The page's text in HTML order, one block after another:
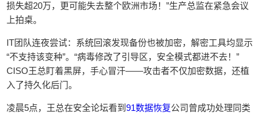
损失超20万，更可能失去整个欧洲市场！”生产总监在紧急会议
上拍桌。
IT团队连夜尝试：系统回滚发现备份也被加密，解密工具均显示
“不支持该变种”。“病毒修改了引导区，安全模式都进不去！”
CISO王总盯着黑屏，手心冒汗——攻击者不仅加密数据，还植
入了持久化后门。
凌晨5点，王总在安全论坛看到91数据恢复公司曾成功处理同类